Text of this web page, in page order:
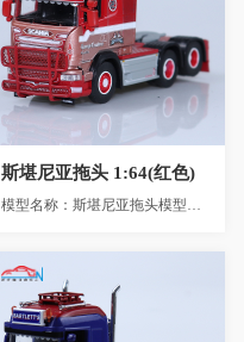
斯堪尼亚拖头 1:64(红色)
模型名称：斯堪尼亚拖头模型比例：1:64模型材质：锌合金+ABS+PVC+GP模型颜色：红色模型尺寸...
斯堪尼亚拖头 1:64(红
色)